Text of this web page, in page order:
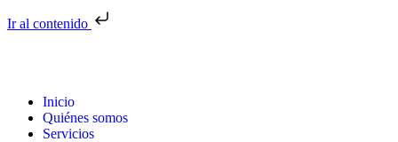
Ir al contenido
Inicio
Quiénes somos
Servicios